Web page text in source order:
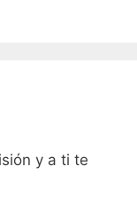
y a ti te